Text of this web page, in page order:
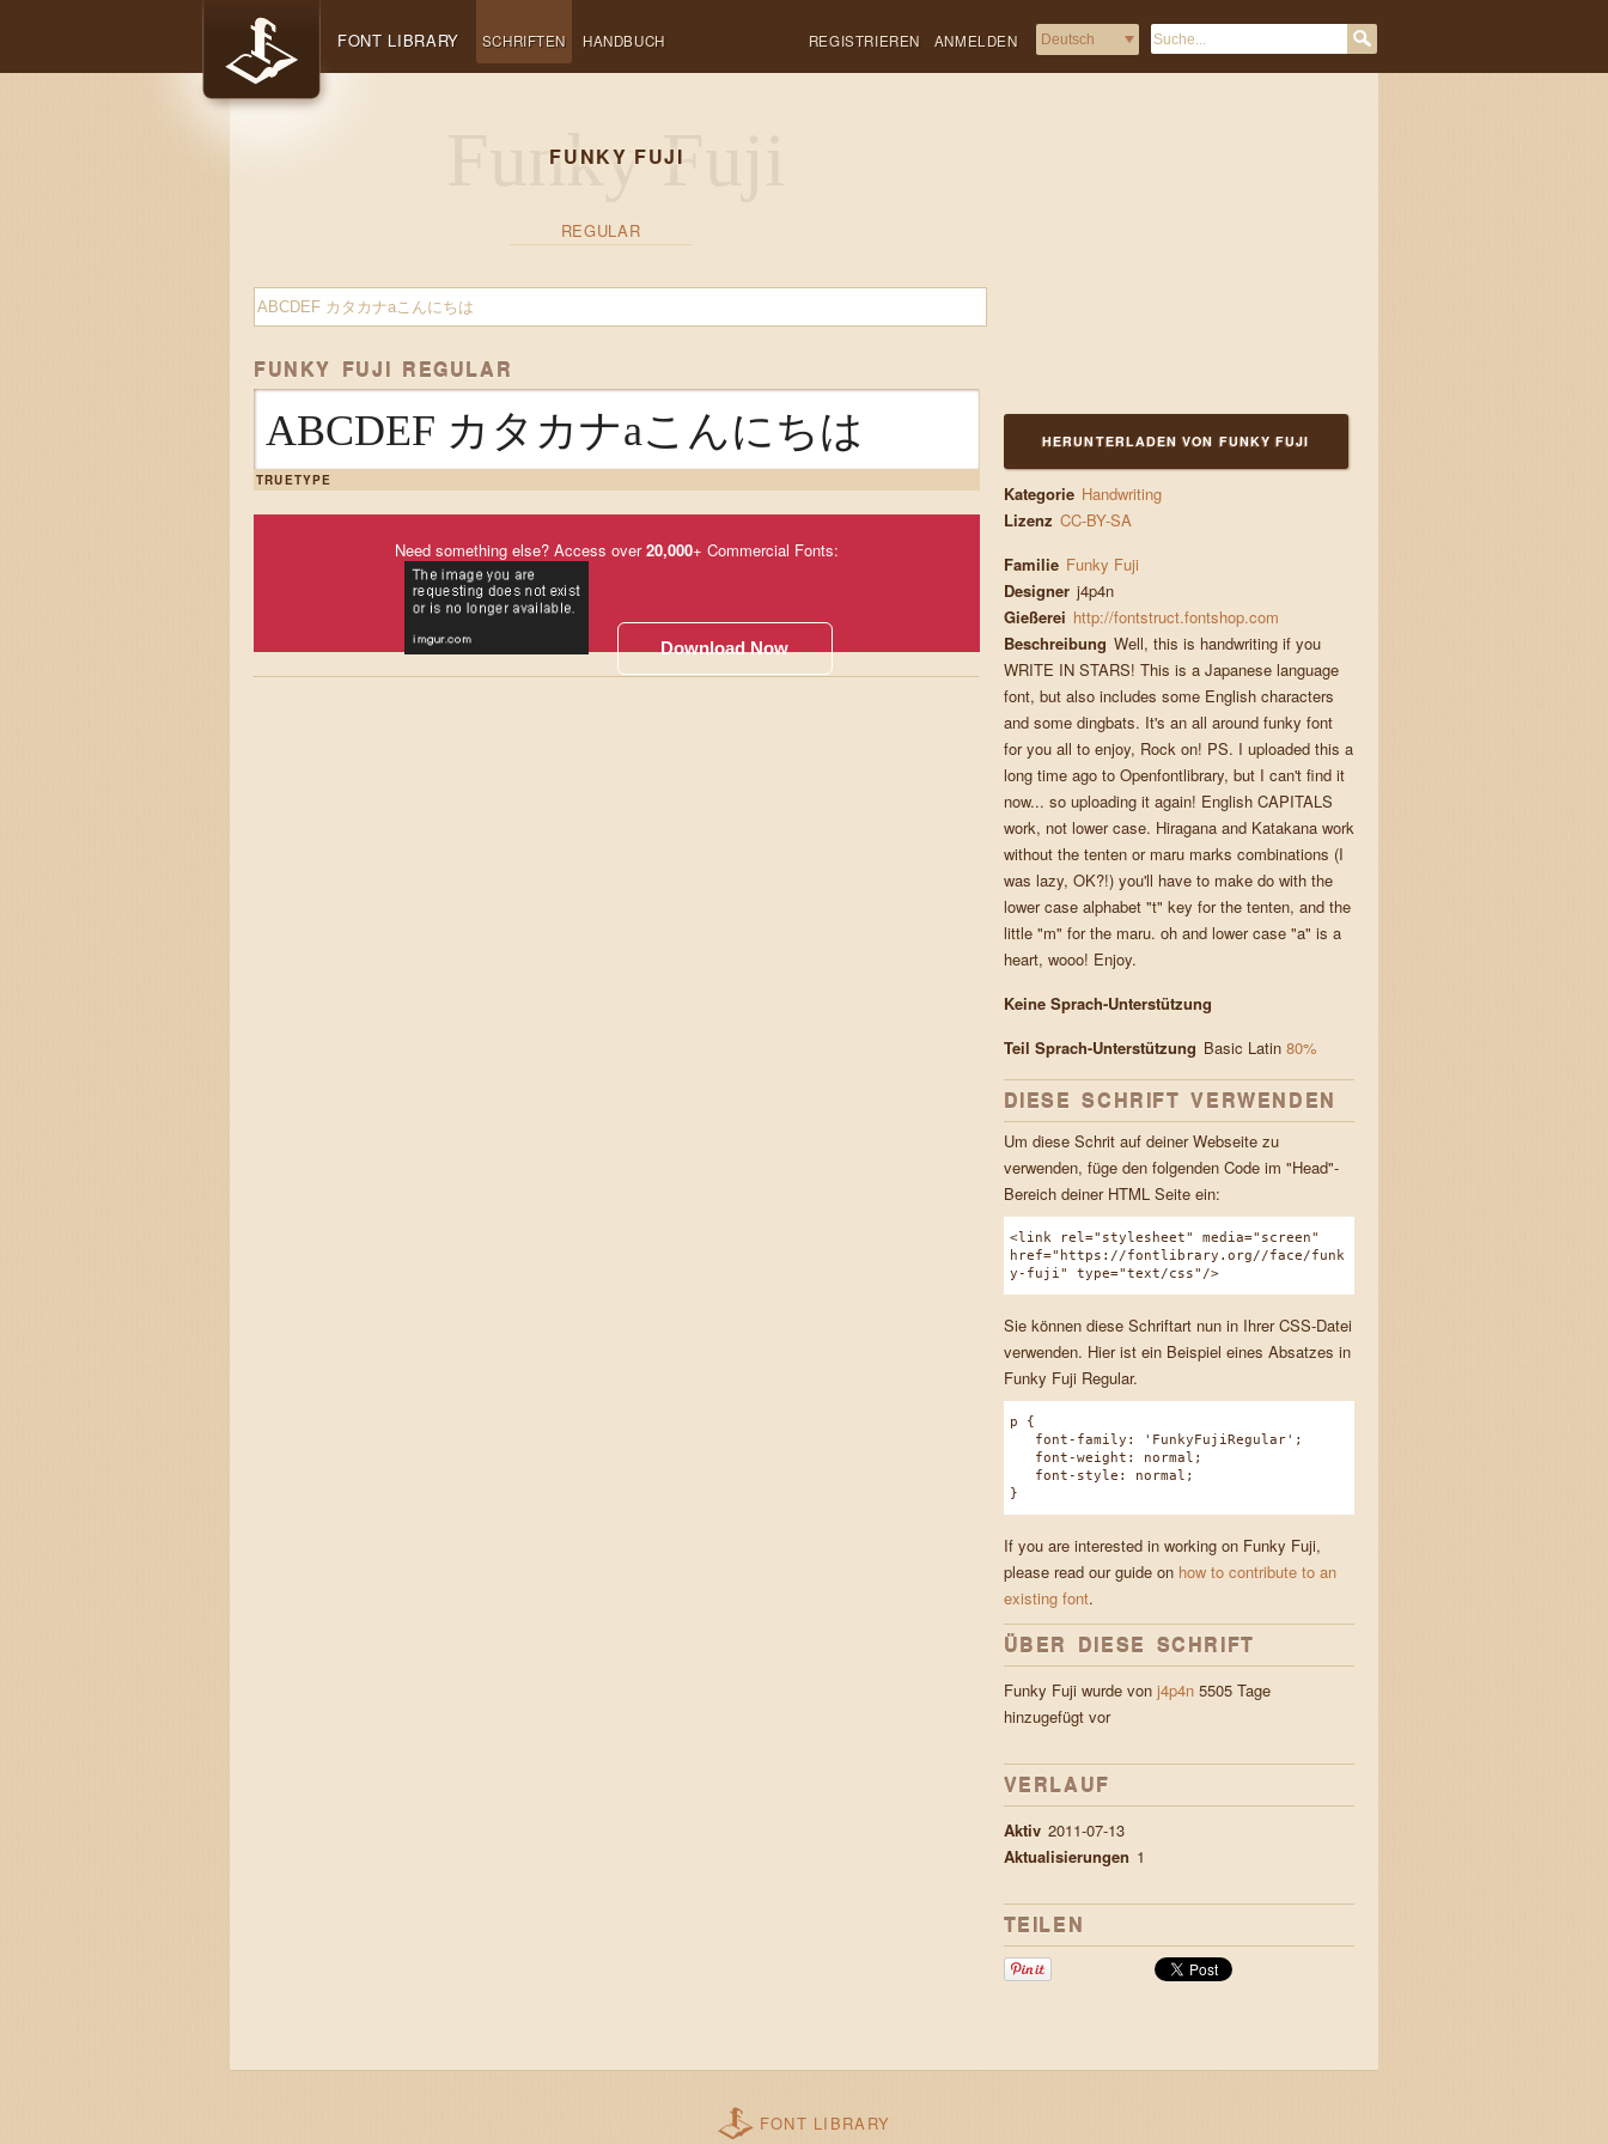
REGISTRIEREN ANMELDEN
FONT LIBRARY SCHRIFTEN HANDBUCH
FUNKY FUJI
REGULAR
FUNKY FUJI REGULAR
ABCDEF カタカナaこんにちは
TRUETYPE
Need something else? Access over20,000+ Commercial Fonts:
Download Now
HERUNTERLADEN VON FUNKY FUJI
Kategorie Handwriting
Lizenz CC-BY-SA
Familie Funky Fuji
Designer j4p4n
Gießerei http://fontstruct.fontshop.com
Beschreibung Well, this is handwriting if you
WRITE IN STARS! This is a Japanese language
font, but also includes some English characters
and some dingbats. It's an all around funky font
for you all to enjoy, Rock on! PS. I uploaded this a
long time ago to Openfontlibrary, but I can't find it
now... so uploading it again! English CAPITALS
work, not lower case. Hiragana and Katakana work
without the tenten or maru marks combinations (I
was lazy, OK?!) you'll have to make do with the
lower case alphabet "t" key for the tenten, and the
little "m" for the maru. oh and lower case "a" is a
heart, wooo! Enjoy.
Keine Sprach-Unterstützung
Teil Sprach-Unterstützung Basic Latin80%
DIESE SCHRIFT VERWENDEN
Um diese Schrit auf deiner Webseite zu
verwenden, füge den folgenden Code im "Head"-
Bereich deiner HTML Seite ein:
<link rel="stylesheet" media="screen"
href="https://fontlibrary.org//face/funk
y-fuji" type="text/css"/>
Sie können diese Schriftart nun in Ihrer CSS-Datei
verwenden. Hier ist ein Beispiel eines Absatzes in
Funky Fuji Regular.
p {
font-family: 'FunkyFujiRegular';
font-weight: normal;
font-style: normal;
}
If you are interested in working on Funky Fuji,
please read our guide on how to contribute to an
existing font.
ÜBER DIESE SCHRIFT
Funky Fuji wurde von j4p4n5505 Tage
hinzugefügt vor
VERLAUF
Aktiv 2011-07-13
Aktualisierungen 1
TEILEN
FONT LIBRARY